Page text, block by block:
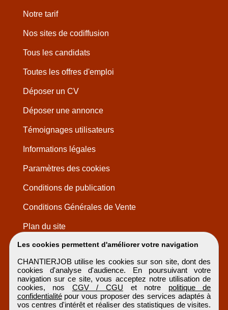
Les cookies permettent d'améliorer votre navigation
CHANTIERJOB utilise les cookies sur son site, dont des
cookies d'analyse d'audience. En poursuivant votre
navigation sur ce site, vous acceptez notre utilisation de
cookies, nos CGV / CGU et notre politique de
confidentialitépour vous proposer des services adaptés à
vos centres d'intérêt et réaliser des statistiques de visites.
Notre tarif
Nos sites de codiffusion
Tous les candidats
Toutes les offres d'emploi
Déposer un CV
Déposer une annonce
Témoignages utilisateurs
Informations légales
Paramètres des cookies
Conditions de publication
Conditions Générales de Vente
Plan du site